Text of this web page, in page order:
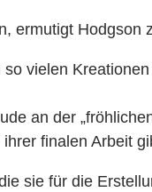
ermutigt Hodgson
vielen
an der
finalen Arbeit
sie für die